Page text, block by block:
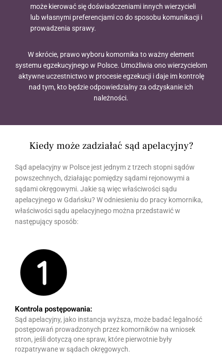
może kierować się doświadczeniami innych wierzycieli
lub własnymi preferencjami co do sposobu komunikacji i
prowadzenia sprawy.
W skrócie, prawo wyboru komornika to ważny element
systemu egzekucyjnego w Polsce. Umożliwia ono wierzycielom
aktywne uczestnictwo w procesie egzekucji i daje im kontrolę
nad tym, kto będzie odpowiedzialny za odzyskanie ich
należności.
Kiedy może zadziałać sąd apelacyjny?
Sąd apelacyjny w Polsce jest jednym z trzech stopni sądów
powszechnych, działając pomiędzy sądami rejonowymi a
sądami okręgowymi. Jakie są więc właściwości sądu
apelacyjnego w Gdańsku? W odniesieniu do pracy komornika,
właściwości sądu apelacyjnego można przedstawić w
następujący sposób:
Kontrola postępowania:
Sąd apelacyjny, jako instancja wyższa, może badać legalność
postępowań prowadzonych przez komorników na wniosek
stron, jeśli dotyczą one spraw, które pierwotnie były
rozpatrywane w sądach okręgowych.